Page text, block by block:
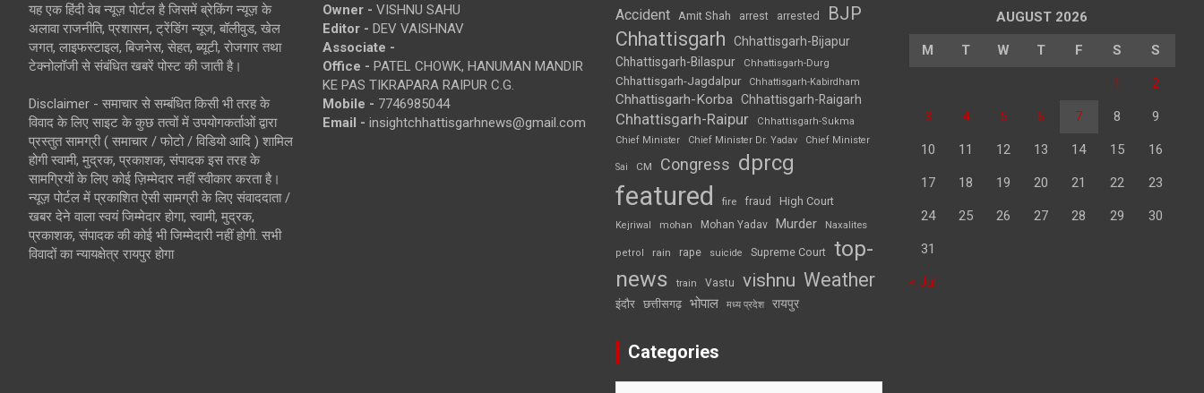
यह एक हिंदी वेब न्यूज़ पोर्टल है जिसमें ब्रेकिंग न्यूज़ के
अलावा राजनीति, प्रशासन, ट्रेंडिंग न्यूज, बॉलीवुड, खेल
जगत, लाइफस्टाइल, बिजनेस, सेहत, ब्यूटी, रोजगार तथा
टेक्नोलॉजी से संबंधित खबरें पोस्ट की जाती है।
Disclaimer - समाचार से सम्बंधित किसी भी तरह के
विवाद के लिए साइट के कुछ तत्वों में उपयोगकर्ताओं द्वारा
प्रस्तुत सामग्री ( समाचार / फोटो / विडियो आदि ) शामिल
होगी स्वामी, मुद्रक, प्रकाशक, संपादक इस तरह के
सामग्रियों के लिए कोई ज़िम्मेदार नहीं स्वीकार करता है।
न्यूज़ पोर्टल में प्रकाशित ऐसी सामग्री के लिए संवाददाता /
खबर देने वाला स्वयं जिम्मेदार होगा, स्वामी, मुद्रक,
प्रकाशक, संपादक की कोई भी जिम्मेदारी नहीं होगी. सभी
विवादों का न्यायक्षेत्र रायपुर होगा
Owner - VISHNU SAHU
Editor - DEV VAISHNAV
Associate -
Office - PATEL CHOWK, HANUMAN MANDIR
KE PAS TIKRAPARA RAIPUR C.G.
Mobile - 7746985044
Email - insightchhattisgarhnews@gmail.com
Accident Amit Shah arrest arrested BJP
Chhattisgarh
Chhattisgarh-Bijapur
Chhattisgarh-Bilaspur
Chhattisgarh-Durg
Chhattisgarh-Jagdalpur Chhattisgarh-Kabirdham
Chhattisgarh-Korba Chhattisgarh-Raigarh
Chhattisgarh-Raipur
Chhattisgarh-Sukma
Chief Minister
Chief Minister Dr. Yadav Chief Minister
Sai CM Congress dprcg
featured fire fraud High Court
Kejriwal mohan Mohan Yadav Murder Naxalites
petrol rain rape suicide Supreme Court top-
news
train Vastu vishnu Weather
इंदौर छत्तीसगढ़ भोपाल मध्य प्रदेश रायपुर
Categories
AUGUST 2026
M T W T F S S
1 2
3 4 5 6 7 8 9
10 11 12 13 14 15 16
17 18 19 20 21 22 23
24 25 26 27 28 29 30
31
« Jul